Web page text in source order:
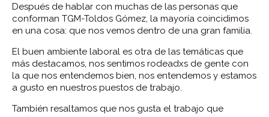
Después de hablar con muchas de las personas que
conforman TGM-Toldos Gómez, la mayoría coincidimos
en una cosa: que nos vemos dentro de una gran familia.
El buen ambiente laboral es otra de las temáticas que
más destacamos, nos sentimos rodeadxs de gente con
la que nos entendemos bien, nos entendemos y estamos
a gusto en nuestros puestos de trabajo.
También resaltamos que nos gusta el trabajo que